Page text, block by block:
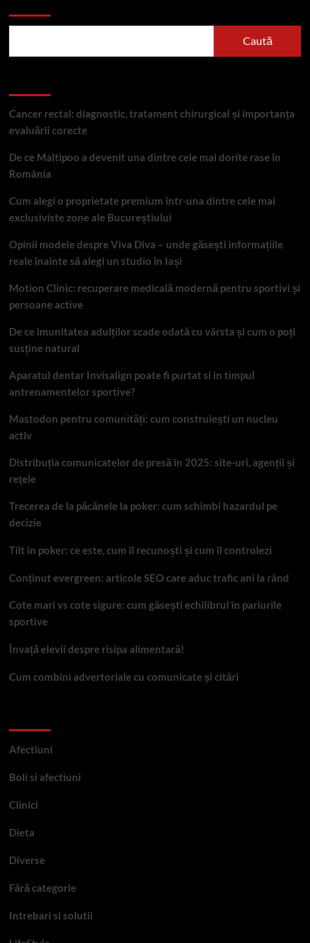
Caută
Cancer rectal: diagnostic, tratament chirurgical și importanța
evaluării corecte
De ce Maltipoo a devenit una dintre cele mai dorite rase în
România
Cum alegi o proprietate premium într-una dintre cele mai
exclusiviste zone ale Bucureștiului
Opinii modele despre Viva Diva – unde găsești informațiile
reale înainte să alegi un studio în Iași
Motion Clinic: recuperare medicală modernă pentru sportivi și
persoane active
De ce imunitatea adulților scade odată cu vârsta și cum o poți
susține natural
Aparatul dentar Invisalign poate fi purtat si in timpul
antrenamentelor sportive?
Mastodon pentru comunități: cum construiești un nucleu
activ
Distribuția comunicatelor de presă în 2025: site-uri, agenții și
rețele
Trecerea de la păcănele la poker: cum schimbi hazardul pe
decizie
Tilt în poker: ce este, cum îl recunoști și cum îl controlezi
Conținut evergreen: articole SEO care aduc trafic ani la rând
Cote mari vs cote sigure: cum găsești echilibrul în pariurile
sportive
Învață elevii despre risipa alimentară!
Cum combini advertoriale cu comunicate și citări
Afectiuni
Boli si afectiuni
Clinici
Dieta
Diverse
Fără categorie
Intrebari si solutii